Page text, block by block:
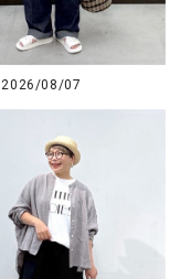
2026/08/07